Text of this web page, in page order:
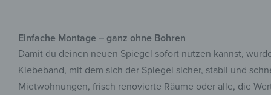
Einfache Montage – ganz ohne Bohren
Damit du deinen neuen Spiegel sofort nutzen kannst,
Klebeband, mit dem sich der Spiegel sicher, stabil und
Mietwohnungen, frisch renovierte Räume oder alle, die